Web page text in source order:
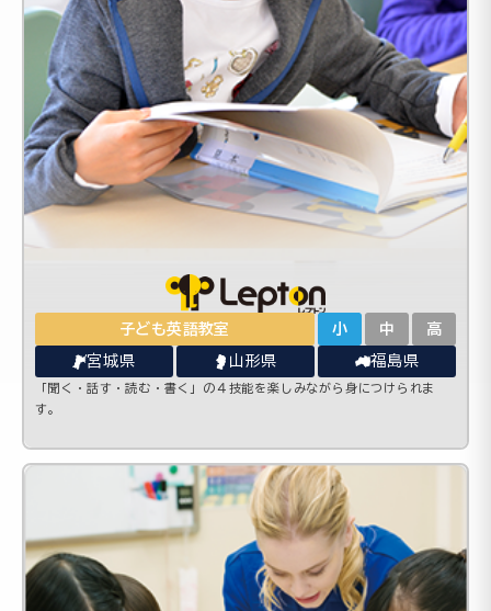
子ども英語教室 小 中 高
宮城県 山形県 福島県
「聞く・話す・読む・書く」の４技能を楽しみながら身につけられま
す。